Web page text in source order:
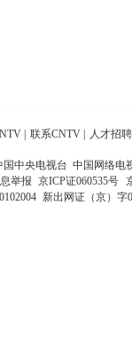
联系CNTV 人才招聘
国中央电视台 中国网络电
举报 京ICP证060535号
新出网证（京）